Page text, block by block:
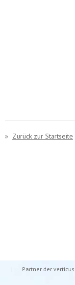
» Zurück zur Startseite
| Partner der verticus